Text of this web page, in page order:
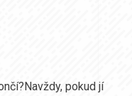
pokud jí